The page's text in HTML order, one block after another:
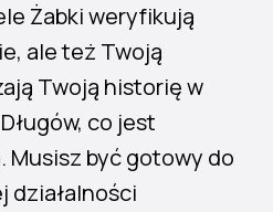
Żabki weryfikują
ale też Twoją
Twoją historię w
co jest
Musisz być gotowy do
działalności